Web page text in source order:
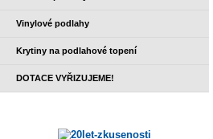
Vinylové podlahy
Krytiny na podlahové topení
DOTACE VYŘIZUJEME!